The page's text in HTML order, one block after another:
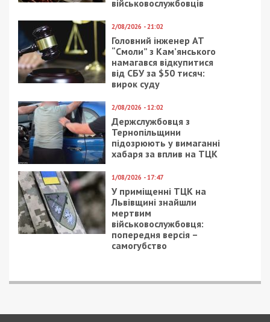
14/06/2018 - 13:53
Омелян рассказал,
когда Hyperloop
появится в Украине
(фото)
13/02/2019 - 11:12
зустрінуться військові і
митці